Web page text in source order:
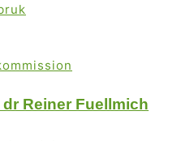
Reiner Fuellmich